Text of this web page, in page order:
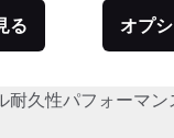
る オプ
耐久性パフォーマン